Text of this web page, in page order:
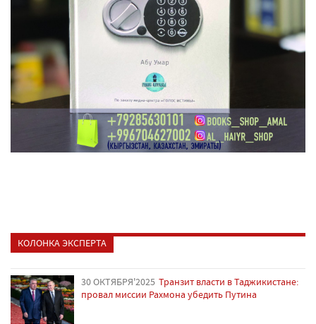
КОЛОНКА ЭКСПЕРТА
30 ОКТЯБРЯ'2025 Транзит власти в Таджикистане:
провал миссии Рахмона убедить Путина